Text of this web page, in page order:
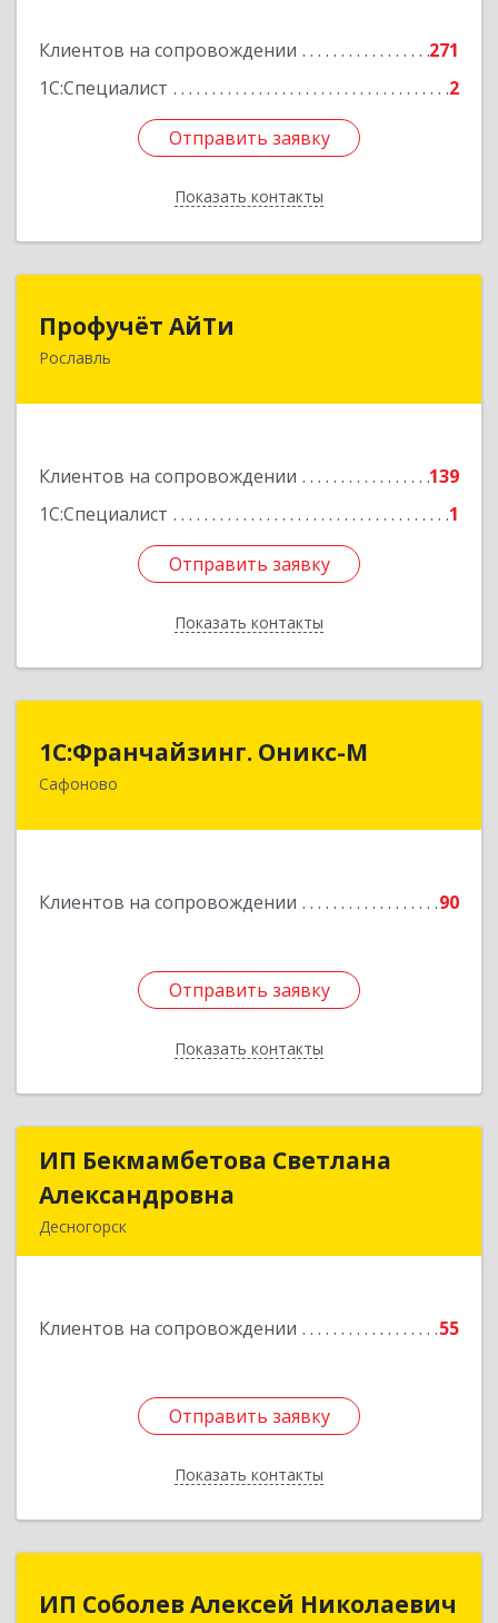
Клиентов на сопровождении
271
1С:Специалист
2
Отправить заявку
Показать контакты
Отправить заявку
Назад
Профучёт АйТи
Рославль
Клиентов на сопровождении
139
1С:Специалист
1
Отправить заявку
Показать контакты
216500, Смоленская обл, Рославльский р-н,
Отправить заявку
Назад
1С:Франчайзинг. Оникс-М
Сафоново
Клиентов на сопровождении 90
Отправить заявку
Показать контакты
1С:Франчайзинг. Оникс-М
215500, Смоленская обл, Сафоновский р-н,
Отправить заявку
Назад
ИП Бекмамбетова Светлана
Александровна
Десногорск
Клиентов на сопровождении 55
Отправить заявку
Показать контакты
ИП Бекмамбетова Светлана
Подробнее
Отправить заявку
Назад
ИП Соболев Алексей Николаевич
ИП Соболев Алексей Николаевич